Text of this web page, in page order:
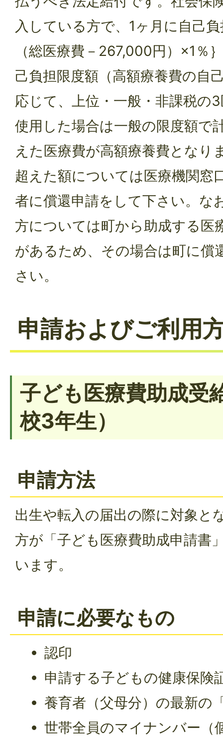
入している方で、1ヶ月に自己
（総医療費－267,000円）×1％
己負担限度額（高額療養費の自
応じて、上位・一般・非課税の
使用した場合は一般の限度額で
えた医療費が高額療養費となり
超えた額については医療機関窓
者に償還申請をして下さい。な
方については町から助成する医
があるため、その場合は町に償
さい。
申請およびご利用
子ども医療費助成受
校3年生）
申請方法
出生や転入の届出の際に対象と
方が「子ども医療費助成申請書
います。
申請に必要なもの
認印
申請する子どもの健康保険
養育者（父母分）の最新の
世帯全員のマイナンバー（